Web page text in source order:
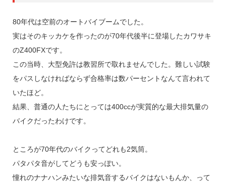
80年代は空前のオートバイブームでした。
実はそのキッカケを作ったのが70年代後半に登場したカワサキ
のZ400FXです。
この当時、大型免許は教習所で取れませんでした。難しい試験
をパスしなければならず合格率は数パーセントなんて言われて
いたほど。
結果、普通の人たちにとっては400ccが実質的な最大排気量の
バイクだったわけです。
ところが70年代のバイクってどれも2気筒。
パタパタ音がしてどうも安っぽい。
憧れのナナハンみたいな排気音するバイクはないもんか、って